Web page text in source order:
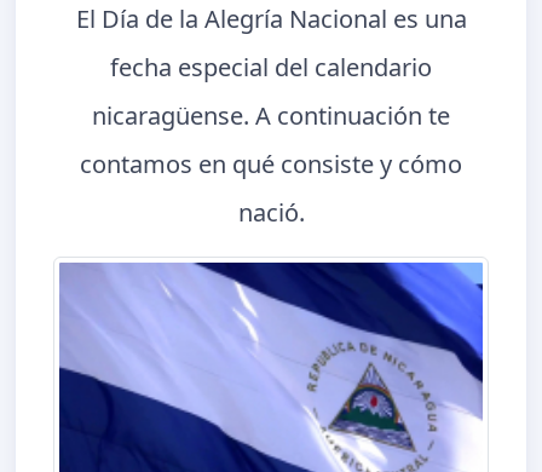
El Día de la Alegría Nacional es una
fecha especial del calendario
nicaragüense. A continuación te
contamos en qué consiste y cómo
nació.